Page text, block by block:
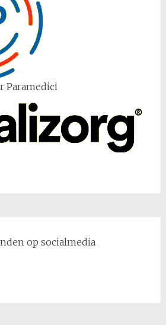
Paramedici
op socialmedia